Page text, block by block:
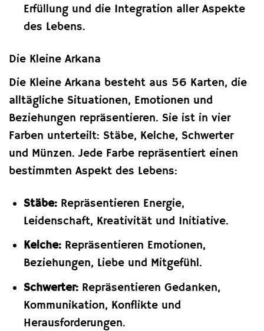
Erfüllung und die Integration aller Aspekte
des Lebens.
Die Kleine Arkana
Die Kleine Arkana besteht aus 56 Karten, die
alltägliche Situationen, Emotionen und
Beziehungen repräsentieren. Sie ist in vier
Farben unterteilt: Stäbe, Kelche, Schwerter
und Münzen. Jede Farbe repräsentiert einen
bestimmten Aspekt des Lebens:
Stäbe:Repräsentieren Energie,
Leidenschaft, Kreativität und Initiative.
Kelche:Repräsentieren Emotionen,
Beziehungen, Liebe und Mitgefühl.
Schwerter:Repräsentieren Gedanken,
Kommunikation, Konflikte und
Herausforderungen.